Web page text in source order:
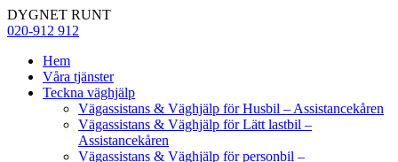
DYGNET RUNT
020-912 912
Hem
Våra tjänster
Teckna väghjälp
Vägassistans & Väghjälp för Husbil – Assistancekåren
Vägassistans & Väghjälp för Lätt lastbil –
Assistancekåren
Vägassistans & Väghjälp för personbil –